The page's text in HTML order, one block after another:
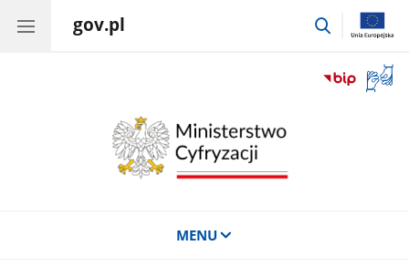
gov.pl
przejdź
okno
MENU